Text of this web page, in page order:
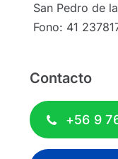
San Pedro de
Fono: 41
Contacto
+56 9